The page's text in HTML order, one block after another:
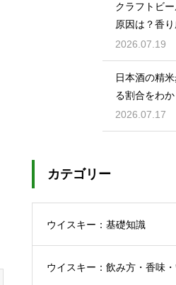
クラフトビ
原因は？香
失われる理由
2026.07.19
日本酒の精
る割合をわ
2026.07.17
カテゴリー
ウイスキー：基礎知識
ウイスキー：飲み方・香味